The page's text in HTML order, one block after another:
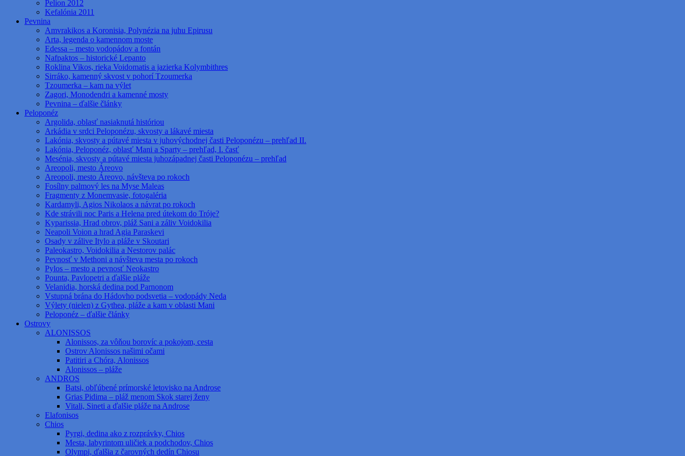
Pelion 2012
Kefalónia 2011
Pevnina
Amvrakikos a Koronisia, Polynézia na juhu Epirusu
Arta, legenda o kamennom moste
Edessa – mesto vodopádov a fontán
Nafpaktos – historické Lepanto
Roklina Vikos, rieka Voidomatis a jazierka Kolymbithres
Sirráko, kamenný skvost v pohorí Tzoumerka
Tzoumerka – kam na výlet
Zagori, Monodendri a kamenné mosty
Pevnina – ďalšie články
Peloponéz
Argolida, oblasť nasiaknutá históriou
Arkádia v srdci Peloponézu, skvosty a lákavé miesta
Lakónia, skvosty a pútavé miesta v juhovýchodnej časti Peloponézu – prehľad II.
Lakónia, Peloponéz, oblasť Mani a Sparty – prehľad, I. časť
Mesénia, skvosty a pútavé miesta juhozápadnej časti Peloponézu – prehľad
Areopoli, mesto Áreovo
Areopoli, mesto Áreovo, návšteva po rokoch
Fosílny palmový les na Myse Maleas
Fragmenty z Monemvasie, fotogaléria
Kardamyli, Agios Nikolaos a návrat po rokoch
Kde strávili noc Paris a Helena pred útekom do Tróje?
Kyparissia, Hrad obrov, pláž Sani a záliv Voidokilia
Neapoli Voion a hrad Agia Paraskevi
Osady v zálive Itylo a pláže v Skoutari
Paleokastro, Voidokilia a Nestorov palác
Pevnosť v Methoni a návšteva mesta po rokoch
Pylos – mesto a pevnosť Neokastro
Pounta, Pavlopetri a ďalšie pláže
Velanidia, horská dedina pod Parnonom
Vstupná brána do Hádovho podsvetia – vodopády Neda
Výlety (nielen) z Gythea, pláže a kam v oblasti Mani
Peloponéz – ďalšie články
Ostrovy
ALONISSOS
Alonissos, za vôňou borovíc a pokojom, cesta
Ostrov Alonissos našimi očami
Patitiri a Chóra, Alonissos
Alonissos – pláže
ANDROS
Batsi, obľúbené prímorské letovisko na Androse
Grias Pidima – pláž menom Skok starej ženy
Vitali, Sineti a ďalšie pláže na Androse
Elafonisos
Chios
Pyrgi, dedina ako z rozprávky, Chios
Mesta, labyrintom uličiek a podchodov, Chios
Olympi, ďalšia z čarovných dedín Chiosu